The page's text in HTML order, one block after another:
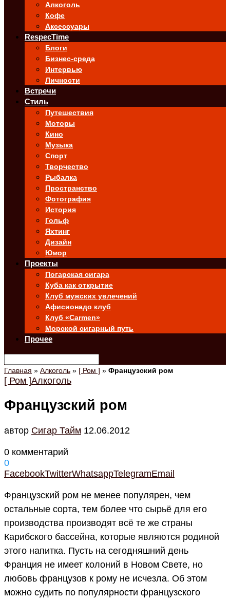
Алкоголь
Кофе
Аксессуары
RespecTime
Блоги
Бизнес-среда
Интервью
Личности
Встречи
Стиль
Путешествия
Моторы
Кино
Музыка
Спорт
Творчество
Рыбалка
Пространство
Фотография
История
Гольф
Яхтинг
Дизайн
Юмор
Проекты
Погарская сигара
Куба как открытие
Клуб мужских увлечений
Афисионадо клуб
Клуб «Carmen»
Морской сигарный путь
Прочее
Главная » Алкоголь » [ Ром ] » Французский ром
[ Ром ]Алкоголь
Французский ром
автор Cигар Тайм 12.06.2012
0 комментарий
0
FacebookTwitterWhatsappTelegramEmail
Французский ром не менее популярен, чем
остальные сорта, тем более что сырьё для его
производства производят всё те же страны
Карибского бассейна, которые являются родиной
этого напитка. Пусть на сегодняшний день
Франция не имеет колоний в Новом Свете, но
любовь французов к рому не исчезла. Об этом
можно судить по популярности французского